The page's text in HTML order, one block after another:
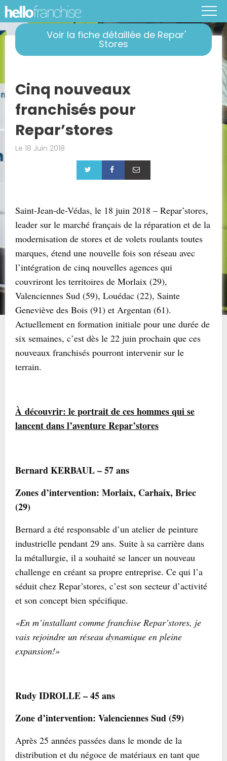
Voir la fiche détaillée de Repar'
Stores
Cinq nouveaux
franchisés pour
Repar’stores
Le 18 Juin 2018
Saint-Jean-de-Védas, le 18 juin 2018 – Repar’stores,
leader sur le marché français de la réparation et de la
modernisation de stores et de volets roulants toutes
marques, étend une nouvelle fois son réseau avec
l’intégration de cinq nouvelles agences qui
couvriront les territoires de Morlaix (29),
Valenciennes Sud (59), Louédac (22), Sainte
Geneviève des Bois (91) et Argentan (61).
Actuellement en formation initiale pour une durée de
six semaines, c’est dès le 22 juin prochain que ces
nouveaux franchisés pourront intervenir sur le
terrain.
À découvrir: le portrait de ces hommes qui se
lancent dans l’aventure Repar’stores
Bernard KERBAUL – 57 ans
Zones d’intervention: Morlaix, Carhaix, Briec
(29)
Bernard a été responsable d’un atelier de peinture
industrielle pendant 29 ans. Suite à sa carrière dans
la métallurgie, il a souhaité se lancer un nouveau
challenge en créant sa propre entreprise. Ce qui l’a
séduit chez Repar’stores, c’est son secteur d’activité
et son concept bien spécifique.
«En m’installant comme franchise Repar’stores, je
vais rejoindre un réseau dynamique en pleine
expansion!»
Rudy IDROLLE – 45 ans
Zone d’intervention: Valenciennes Sud (59)
Après 25 années passées dans le monde de la
distribution et du négoce de matériaux en tant que